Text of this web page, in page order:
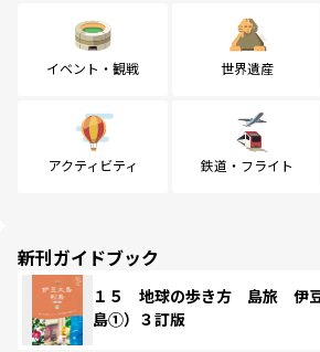
イベント・観戦 世界遺産
アクティビティ 鉄道・フライト
新刊ガイドブック
１５ 地球の歩き方 島旅 伊
島①）３訂版